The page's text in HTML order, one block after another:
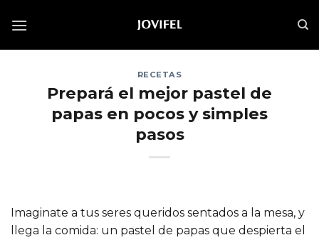
RECETAS
Prepará el mejor pastel de
papas en pocos y simples
pasos
Imaginate a tus seres queridos sentados a la mesa, y
llega la comida: un pastel de papas que despierta el